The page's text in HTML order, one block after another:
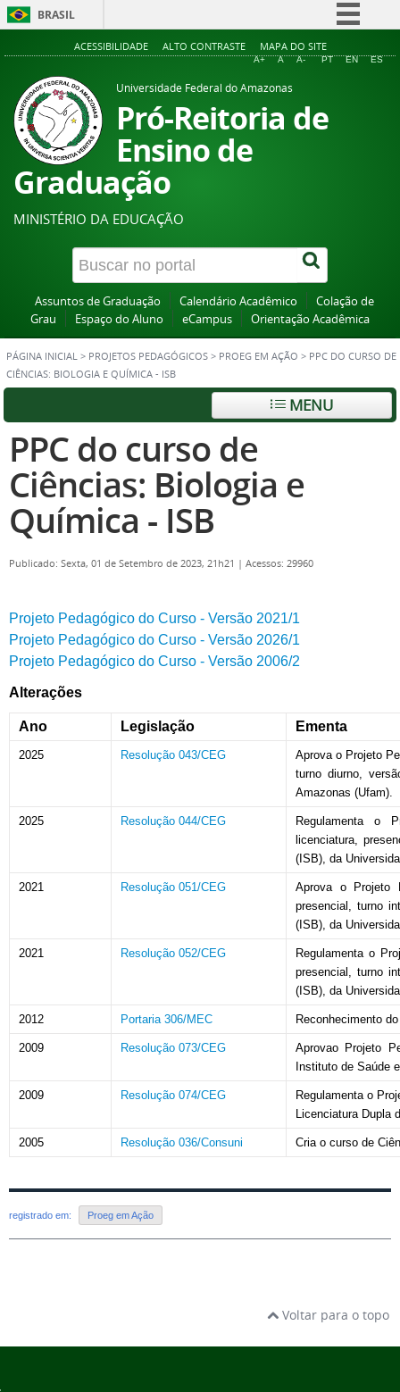
BRASIL
Simplifique!
Acesso à informação
ACESSIBILIDADE ALTO CONTRASTE MAPA DO SITE
A+ A A- PT EN ES
Universidade Federal do Amazonas
Pró-Reitoria de
Ensino de
Graduação
MINISTÉRIO DA EDUCAÇÃO
Assuntos de Graduação Calendário Acadêmico
Colação de
Grau
Espaço do Aluno eCampus Orientação Acadêmica
PÁGINA INICIAL > PROJETOS PEDAGÓGICOS > PROEG EM AÇÃO > PPC DO CURSO DE
CIÊNCIAS: BIOLOGIA E QUÍMICA - ISB
MENU
PPC do curso de
Ciências: Biologia e
Química - ISB
Publicado: Sexta, 01 de Setembro de 2023, 21h21 | Acessos: 29960
Projeto Pedagógico do Curso - Versão 2021/1
Projeto Pedagógico do Curso - Versão 2026/1
Projeto Pedagógico do Curso - Versão 2006/2
Alterações
Ano Legislação Ementa
2025 Resolução 043/CEG
Aprova o Projeto
turno diurno,
Amazonas (Ufam).
2025 Resolução 044/CEG
Regulamenta o
licenciatura,
(ISB), da
2021 Resolução 051/CEG
Aprova o Projeto
presencial, turno
(ISB), da
2021 Resolução 052/CEG
Regulamenta o
presencial, turno
(ISB), da
2012 Portaria 306/MEC Reconhecimento
2009 Resolução 073/CEG
Aprovao Projeto
Instituto de Saúde
2009 Resolução 074/CEG
Regulamenta o
Licenciatura Dupla
2005 Resolução 036/Consuni Cria o curso de
registrado em: Proeg em Ação
Voltar para o topo